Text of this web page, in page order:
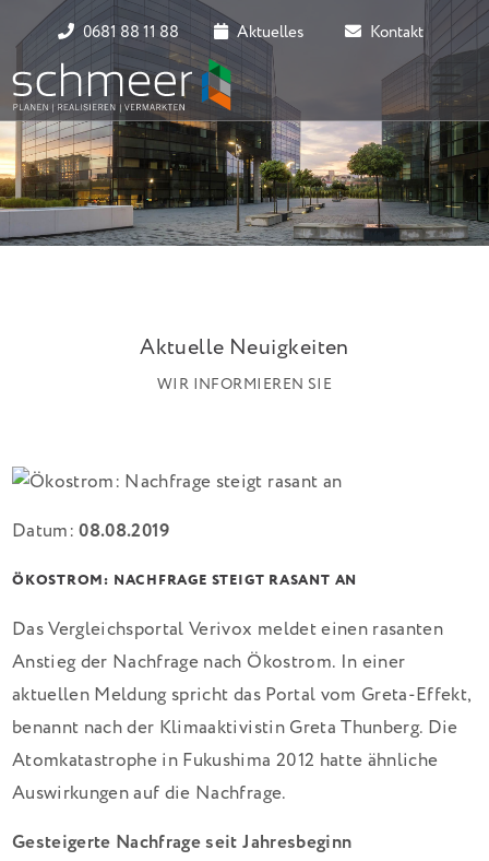
0681 88 11 88 Aktuelles Kontakt
Aktuelle Neuigkeiten
WIR INFORMIEREN SIE
Datum:08.08.2019
ÖKOSTROM: NACHFRAGE STEIGT RASANT AN
Das Vergleichsportal Verivox meldet einen rasanten
Anstieg der Nachfrage nach Ökostrom. In einer
aktuellen Meldung spricht das Portal vom Greta-Effekt,
benannt nach der Klimaaktivistin Greta Thunberg. Die
Atomkatastrophe in Fukushima 2012 hatte ähnliche
Auswirkungen auf die Nachfrage.
Gesteigerte Nachfrage seit Jahresbeginn